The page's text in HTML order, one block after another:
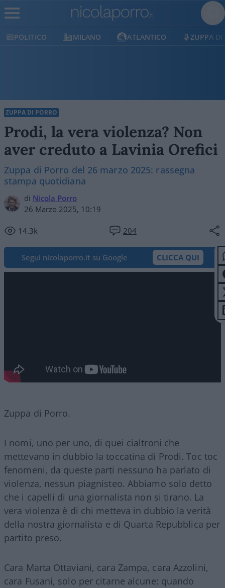
POLITICO MILANO ATLANTICO ZUPPA DI
ZUPPA DI PORRO
Prodi, la vera violenza? Non
aver creduto a Lavinia Orefici
Zuppa di Porro del 26 marzo 2025: rassegna
stampa quotidiana
di Nicola Porro
26 Marzo 2025, 10:19
14.3k 204
Segui nicolaporro.it su Google CLICCA QUI
Zuppa di Porro.
I nomi, uno per uno, di quei cialtroni che
mettevano in dubbio la toccatina di Prodi. Toc toc
fenomeni, da queste parti nessuno ha parlato di
violenza, nessun piagnisteo. Abbiamo solo detto
che i capelli di una giornalista non si tirano. La
vera violenza è di chi metteva in dubbio la verità
della nostra giornalista e di Quarta Repubblica per
partito preso.
Cara Marta Ottaviani, cara Zampa, cara Azzolini,
cara Fusani, solo per citarne alcune: quando